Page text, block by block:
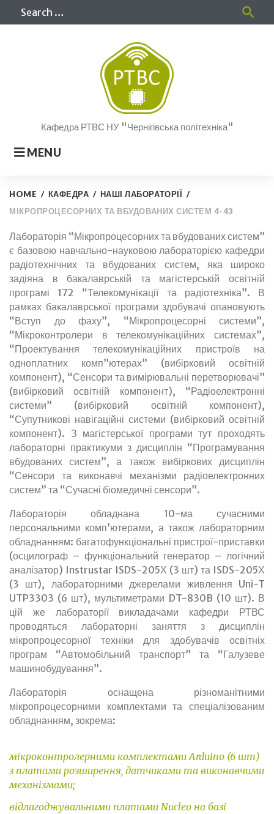
search
Кафедра РТВС НУ "Чернігівська політехніка"
MENU
HOME / КАФЕДРА / НАШІ ЛАБОРАТОРІЇ /
МІКРОПРОЦЕСОРНИХ ТА ВБУДОВАНИХ СИСТЕМ 4-43
Мікропроцесорних
та
вбудованих
систем
4-
43
Лабораторія “Мікропроцесорних та вбудованих систем”
є базовою навчально-науковою лабораторією кафедри
радіотехнічних та вбудованих систем, яка широко
задіяна в бакалаврській та магістерській освітній
програмі 172 “Телекомунікації та радіотехніка”. В
рамках бакалаврської програми здобувачі опановують
“Вступ до фаху”, “Мікропроцесорні системи”,
“Мікроконтролери в телекомунікаційних системах”,
“Проектування телекомунікаційних пристроїв на
одноплатних комп”ютерах” (вибірковий освітній
компонент), “Сенсори та вимірювальні перетворювачі”
(вибірковий освітній компонент), “Радіоелектронні
системи” (вибірковий освітній компонент),
“Супутникові навігаційні системи (вибірковий освітній
компонент). З магістерської програми тут проходять
лабораторні практикуми з дисциплін “Програмування
вбудованих систем”, а також вибіркових дисциплін
“Сенсори та виконавчі механізми радіоелектронних
систем” та “Сучасні біомедичні сенсори”.
Лабораторія обладнана 10-ма сучасними
персональними комп’ютерами, а також лабораторним
обладнанням: багатофункціональні пристрої-приставки
(осцилограф – функціональний генератор – логічний
аналізатор) Instrustar ISDS-205Х (3 шт) та ISDS-205Х
(3 шт), лабораторними джерелами живлення Uni-T
UTP3303 (6 шт), мультиметрами DT-830B (10 шт). В
цій же лабораторії викладачами кафедри РТВС
проводяться лабораторні заняття з дисциплін
мікропроцесорної техніки для здобувачів освітніх
програм “Автомобільний транспорт” та “Галузеве
машинобудування”.
Лабораторія оснащена різноманітними
мікропроцесорними комплектами та спеціалізованим
обладнанням, зокрема:
мікроконтролерними комплектами Arduino (6 шт)
з платами розширення, датчиками та виконавчими
механізмами;
відлагоджувальними платами Nucleo на базі